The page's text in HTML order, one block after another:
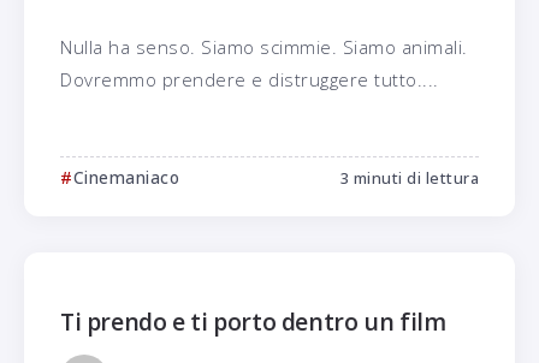
Nulla ha senso. Siamo scimmie. Siamo animali.
Dovremmo prendere e distruggere tutto....
Cinemaniaco 3 minuti di lettura
Ti prendo e ti porto dentro un film